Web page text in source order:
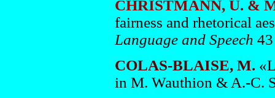
CHRISTMANN, U. &
fairness and rhetorical
Language and Speech
COLAS-BLAISE, M.
in M. Wauthion & A.-C.